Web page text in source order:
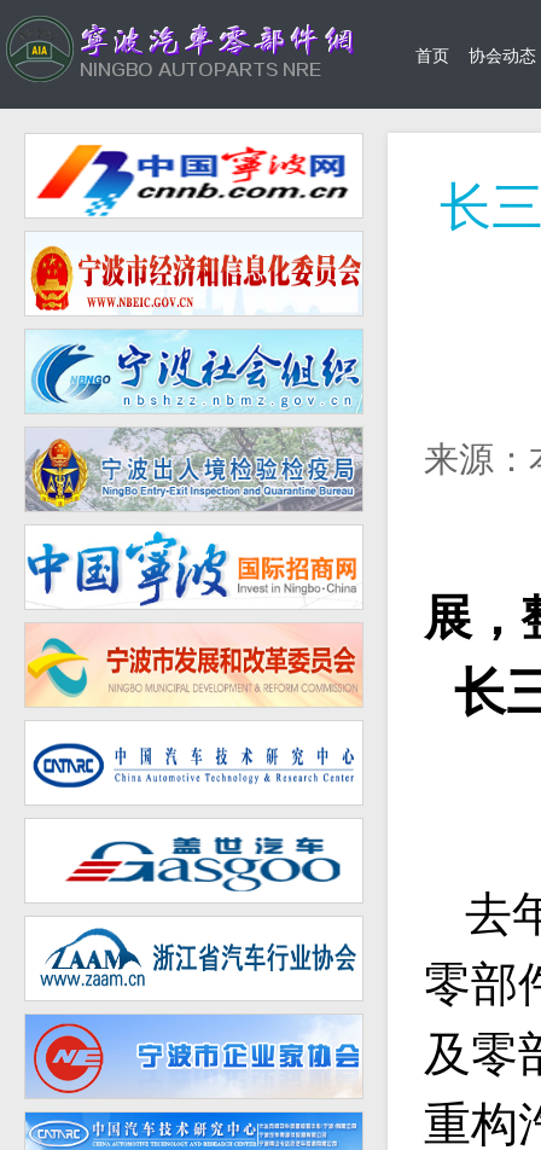
首页 协会动态
长
来源：
展，
长
去
零部
及零
重构